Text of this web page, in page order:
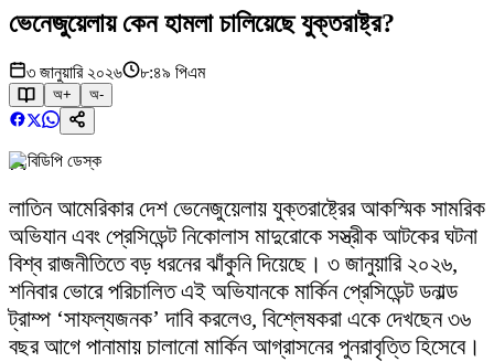
ভেনেজুয়েলায় কেন হামলা চালিয়েছে যুক্তরাষ্ট্র?
৩ জানুয়ারি ২০২৬ ৮:৪৯ পিএম
অ+ অ-
বিডিপি ডেস্ক
লাতিন আমেরিকার দেশ ভেনেজুয়েলায় যুক্তরাষ্ট্রের আকস্মিক সামরিক
অভিযান এবং প্রেসিডেন্ট নিকোলাস মাদুরোকে সস্ত্রীক আটকের ঘটনা
বিশ্ব রাজনীতিতে বড় ধরনের ঝাঁকুনি দিয়েছে। ৩ জানুয়ারি ২০২৬,
শনিবার ভোরে পরিচালিত এই অভিযানকে মার্কিন প্রেসিডেন্ট ডনাল্ড
ট্রাম্প ‘সাফল্যজনক’ দাবি করলেও, বিশ্লেষকরা একে দেখছেন ৩৬
বছর আগে পানামায় চালানো মার্কিন আগ্রাসনের পুনরাবৃত্তি হিসেবে।